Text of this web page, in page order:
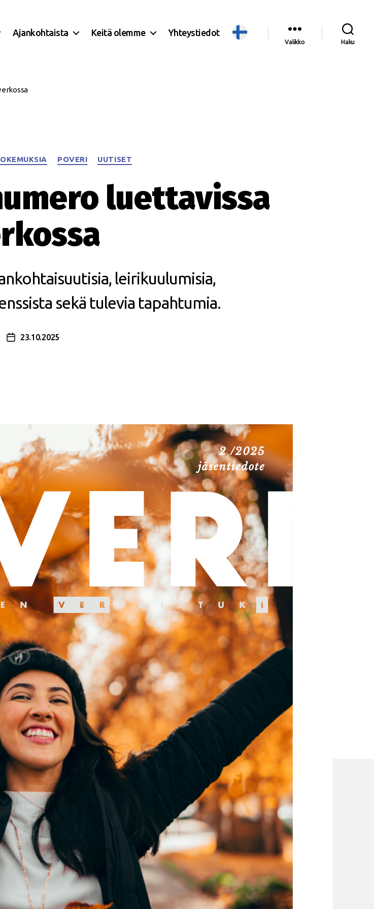
Ajankohtaista Keitä olemme Yhteystiedot
Valikko Haku
Kategoriat
POVERI UUTISET
luettavissa
leirikuulumisia,
sekä tulevia tapahtumia.
Julkaisupäivämäärä
23.10.2025